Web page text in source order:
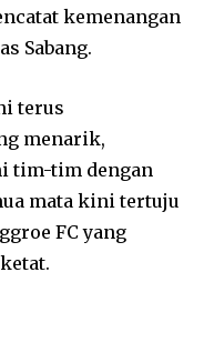
kemenangan
Sabang.
terus
menarik,
tim-tim dengan
mata kini tertuju
FC yang